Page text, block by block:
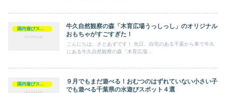
国内遊びスポット
牛久自然観察の森「木育広場うっしっし」のオリジナル
おもちゃがすごすぎた！
こんにちは、さとあずです！ 先日、自宅のある千葉から車で牛久
にある牛久自然観察の森「木育広場...
国内遊びスポット
９月でもまだ遊べる！おむつのはずれていない小さい子
でも遊べる千葉県の水遊びスポット４選